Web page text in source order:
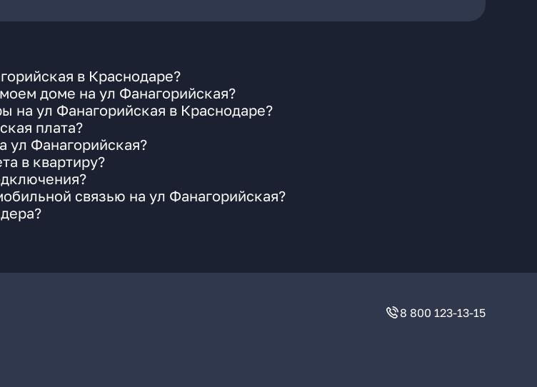
в Краснодаре?
доме на ул Фанагорийская?
на ул Фанагорийская в Краснодаре?
плата?
ул Фанагорийская?
в квартиру?
связью на ул Фанагорийская?
8 800 123-13-15